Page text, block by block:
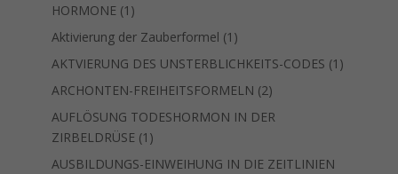
HORMONE 1 1
Produkt
Aktivierung der Zauberformel 1 1
Produkt
AKTVIERUNG DES UNSTERBLICHKEITS-CODES 1 1
ARCHONTEN-FREIHEITSFORMELN 22
Produkte
AUFLÖSUNG TODESHORMON IN DER
ZIRBELDRÜSE 1 1
Produkt
AUSBILDUNGS-EINWEIHUNG IN DIE ZEITLINIEN